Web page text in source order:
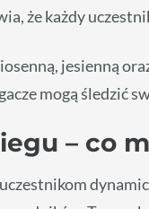
że każdy
jesienną
mogą śledzić
– co